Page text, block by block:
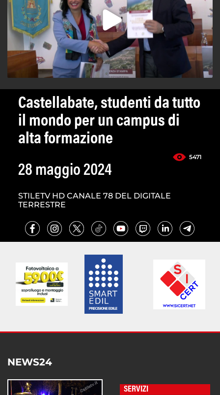
Castellabate, studenti da tutto
il mondo per un campus di
alta formazione
5471
28 maggio 2024
STILETV HD CANALE 78 DEL DIGITALE
TERRESTRE
NEWS24
SERVIZI